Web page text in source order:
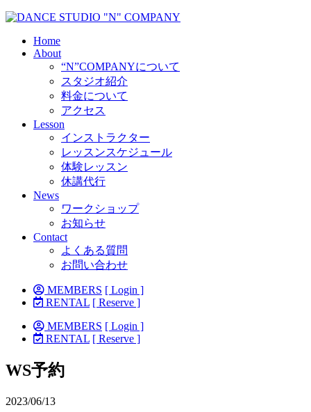
Home
About
“N”COMPANYについて
スタジオ紹介
料金について
アクセス
Lesson
インストラクター
レッスンスケジュール
体験レッスン
休講代行
News
ワークショップ
お知らせ
Contact
よくある質問
お問い合わせ
MEMBERS [ Login ]
RENTAL [ Reserve ]
MEMBERS [ Login ]
RENTAL [ Reserve ]
WS予約
2023/06/13